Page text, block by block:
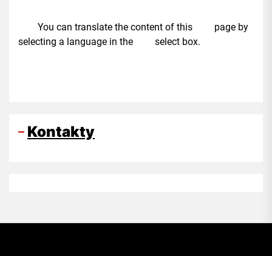
You can translate the content of this page by
selecting a language in the select box.
Kontakty